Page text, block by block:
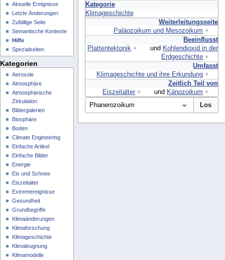
Kategorie
Klimageschichte
Weiterleitungsseite
Paläozoikum und Mesozoikum +
Beeinflusst
Plattentektonik + und Kohlendioxid in der
Erdgeschichte +
Umfasst
Klimageschichte und ihre Erkundung +
Zeitlich Teil von
Eiszeitalter + und Känozoikum +
Aktuelle Ereignisse
Letzte Änderungen
Zufällige Seite
Semantische Kontexte
Hilfe
Spezialseiten
Kategorien
Aerosole
Atmosphäre
Atmosphärische
Zirkulation
Bildergalerien
Biosphäre
Boden
Climate Engineering
Einfache Artikel
Einfache Bilder
Energie
Eis und Schnee
Eiszeitalter
Extremereignisse
Gesundheit
Grundbegriffe
Klimaänderungen
Klimaforschung
Klimageschichte
Klimaleugnung
Klimamodelle